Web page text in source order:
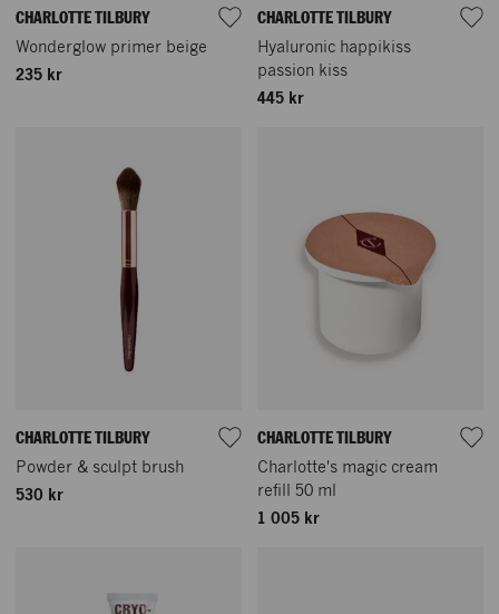
CHARLOTTE TILBURY
Wonderglow primer beige
235 kr
CHARLOTTE TILBURY
Hyaluronic happikiss
passion kiss
445 kr
CHARLOTTE TILBURY
Powder & sculpt brush
530 kr
CHARLOTTE TILBURY
Charlotte's magic cream
refill 50 ml
1 005 kr